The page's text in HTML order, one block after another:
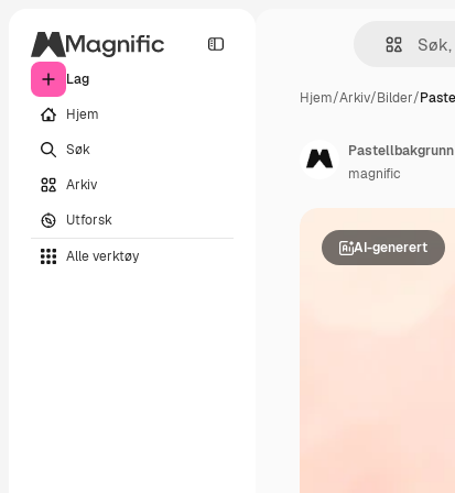
Lag
Hjem
Søk
Arkiv
Utforsk
Alle verktøy
Hjem/Arkiv/Bilder/
AI-generert
magnific